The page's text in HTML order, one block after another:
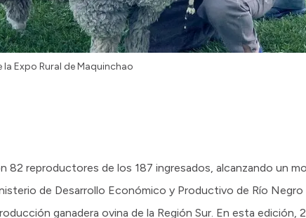
Expo Rural de Maquinchao
82 reproductores de los 187 ingresados, alcanzando un
de Desarrollo Económico y Productivo de Río
ganadera ovina de la Región Sur. En esta edición,